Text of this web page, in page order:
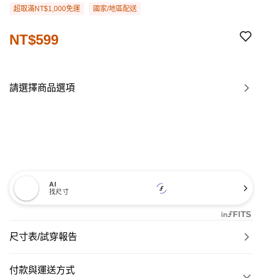
超取滿NT$1,000免運 國家/地區配送
NT$599
請選擇商品選項
AI
找尺寸
尺寸表/試穿報告
付款與運送方式